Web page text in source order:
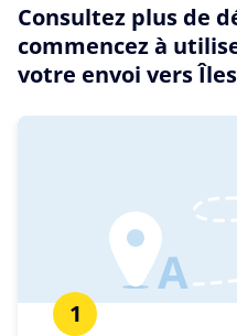
Consultez plus de
commencez à
votre envoi vers
1